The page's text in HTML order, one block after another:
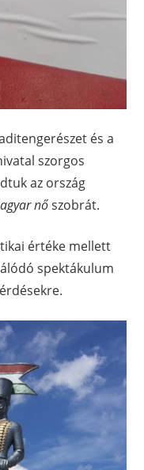
és a
szorgos
az ország
nőszobrát.
értéke mellett
spektákulum